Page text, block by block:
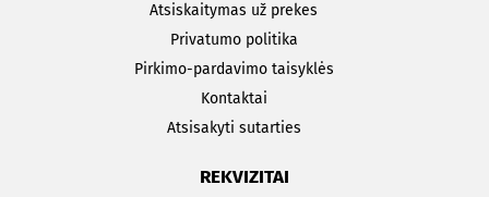
Atsiskaitymas už prekes
Privatumo politika
Pirkimo-pardavimo taisyklės
Kontaktai
Atsisakyti sutarties
REKVIZITAI